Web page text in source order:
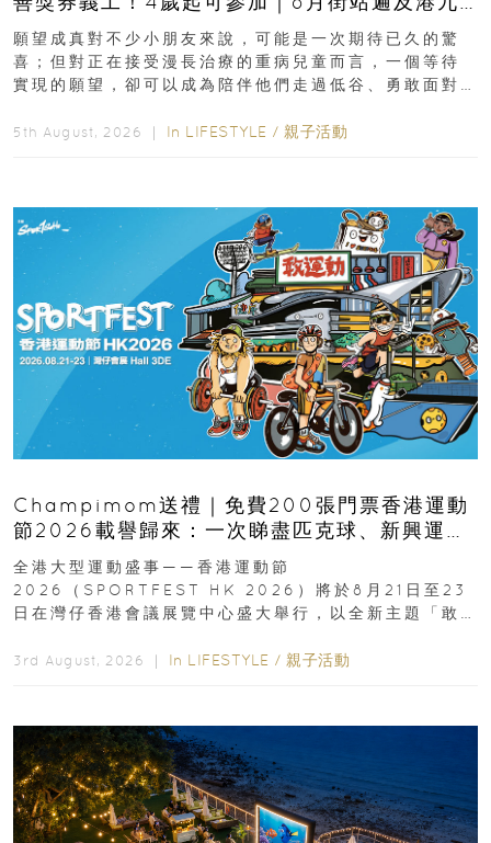
新界
願望成真對不少小朋友來說，可能是一次期待已久的驚
喜；但對正在接受漫長治療的重病兒童而言，一個等待
實現的願望，卻可以成為陪伴他們走過低谷、勇敢面對
5th August, 2026 ｜ In LIFESTYLE / 親子活動
Champimom送禮｜免費200張門票香港運動
節2026載譽歸來：一次睇盡匹克球、新興運
動、街舞比賽＋逾百運動品牌展覽
全港大型運動盛事——香港運動節
2026（SPORTFEST HK 2026）將於8月21日至23
日在灣仔香港會議展覽中心盛大舉行，以全新主題「敢
3rd August, 2026 ｜ In LIFESTYLE / 親子活動